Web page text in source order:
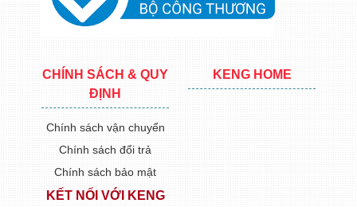
CHÍNH SÁCH & QUY
ĐỊNH
Chính sách vận chuyển
Chính sách đổi trả
Chính sách bảo mật
KẾT NỐI VỚI KENG
KENG HOME